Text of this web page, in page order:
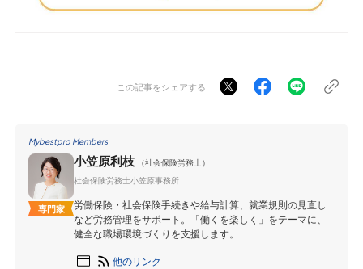
この記事をシェアする
Mybestpro Members
専門家
小笠原利枝
（社会保険労務士）
社会保険労務士小笠原事務所
労働保険・社会保険手続きや給与計算、就業規則の見直し
など労務管理をサポート。「働くを楽しく」をテーマに、
健全な職場環境づくりを支援します。
他のリンク